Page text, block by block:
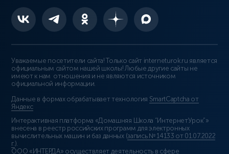
Уважаемые посетители сайта! Только сайт interneturok.ru является
официальным сайтом нашей школы! Любые другие сайты не
имеют к нам отношения и не являются источником
официальной информации.
Данные в формах обрабатывает технология SmartCaptcha от
Яндекс
Интерактивная платформа «Домашняя Школа “ИнтернетУрок”»
внесена в реестр российских программ для электронных
вычислительных машин и баз данных (запись № 14133 от 01.07.2022
г. ).
ООО «ИНТЕРДА» осуществляет деятельность в сфере